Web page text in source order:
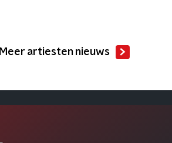
Meer artiesten nieuws